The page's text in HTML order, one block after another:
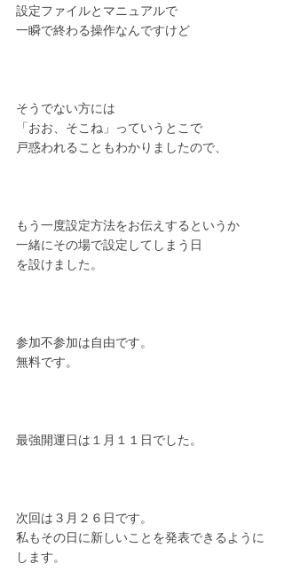
設定ファイルとマニュアルで
一瞬で終わる操作なんですけど
そうでない方には
「おお、そこね」っていうとこで
戸惑われることもわかりましたので、
もう一度設定方法をお伝えするというか
一緒にその場で設定してしまう日
を設けました。
参加不参加は自由です。
無料です。
最強開運日は１月１１日でした。
次回は３月２６日です。
私もその日に新しいことを発表できるように
します。